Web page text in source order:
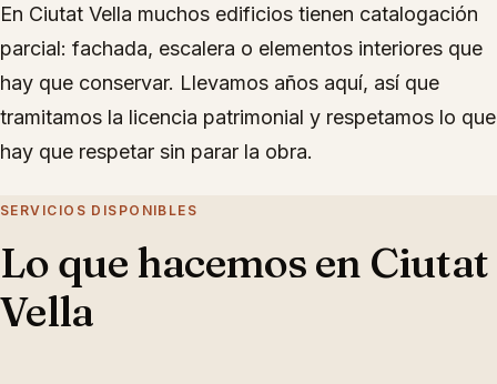
En Ciutat Vella muchos edificios tienen catalogación
parcial: fachada, escalera o elementos interiores que
hay que conservar. Llevamos años aquí, así que
tramitamos la licencia patrimonial y respetamos lo que
hay que respetar sin parar la obra.
SERVICIOS DISPONIBLES
Lo que hacemos en Ciutat
Vella